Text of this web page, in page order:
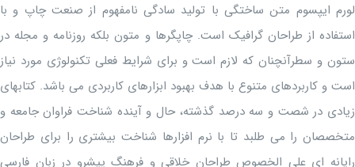
لورم ایپسوم متن ساختگی با تولید سادگی نامفهوم از صنعت چاپ و با
استفاده از طراحان گرافیک است. چاپگرها و متون بلکه روزنامه و مجله در
ستون و سطرآنچنان که لازم است و برای شرایط فعلی تکنولوژی مورد نیاز
است و کاربردهای متنوع با هدف بهبود ابزارهای کاربردی می باشد. کتابهای
زیادی در شصت و سه درصد گذشته، حال و آینده شناخت فراوان جامعه و
متخصصان را می طلبد تا با نرم افزارها شناخت بیشتری را برای طراحان
رایانه ای علی الخصوص طراحان خلاقی و فرهنگ پیشرو در زبان فارسی